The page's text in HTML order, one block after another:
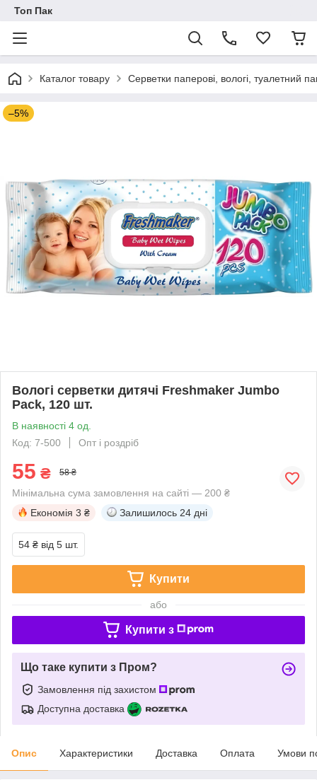
Топ Пак
Каталог товару Серветки паперові, вологі, туалетний
–5%
Вологі серветки дитячі Freshmaker Jumbo
Pack, 120 шт.
В наявності 4 од.
Код: 7-500
Опт і роздріб
55 ₴ 58 ₴
Мінімальна сума замовлення на сайті — 200 ₴
Економія 3 ₴ Залишилось 24 дні
54 ₴ від 5 шт.
Купити
або
Купити з
Що таке купити з Пром?
Замовлення під захистом
Доступна доставка
Опис Характеристики Доставка Оплата Умови